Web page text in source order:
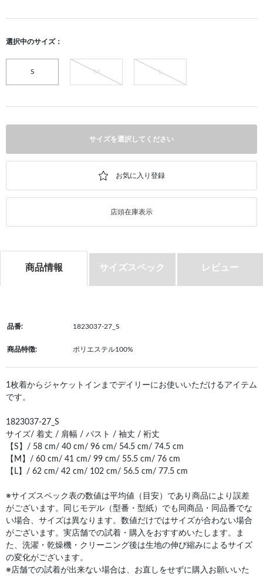
選択中のサイズ：
S M L
サイズを選択してください
店頭在庫表示
商品情報 サイズスペック レビュー
品番: 1823037-27_S
商品特徴: ポリエステル100%
1枚着からジャケットインまでデイリーにお使いいただけるアイテム
です。
1823037-27_S
サイズ/ 着丈 / 肩幅 / バスト / 袖丈 / 裄丈
【S】/ 58 cm/ 40 cm/ 96 cm/ 54.5 cm/ 74.5 cm
【M】/ 60 cm/ 41 cm/ 99 cm/ 55.5 cm/ 76 cm
【L】/ 62 cm/ 42 cm/ 102 cm/ 56.5 cm/ 77.5 cm
※サイズスペック表の数値は平均値（目安）であり商品により誤差
がございます。同じモデル（型番・型紙）でも同商品・同品番でな
い場合、サイズは異なります。数値だけではサイズが合わない場合
がございます。実店舗での試着・購入をおすすめいたします。ま
た、洗濯・乾燥機・クリーニング後は生地の伸び縮みによるサイズ
の変化がございます。
※店舗での試着が出来ない場合は、お直しをせずに購入お願いいた